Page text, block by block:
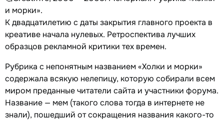
и морки».
К двадцатилетию c даты закрытия главного проекта в
креативе начала нулевых. Ретроспектива лучших
образцов рекламной критики тех времен.
Рубрика с непонятным названием «Холки и морки»
содержала всякую нелепицу, которую собирали всем
миром преданные читатели сайта и участники форума.
Название — мем (такого слова тогда в интернете не
знали), пошедший от сокращения названия какого-то